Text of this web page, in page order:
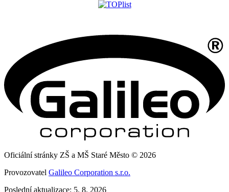
Oficiální stránky ZŠ a MŠ Staré Město © 2026
Provozovatel Galileo Corporation s.r.o.
Poslední aktualizace: 5. 8. 2026